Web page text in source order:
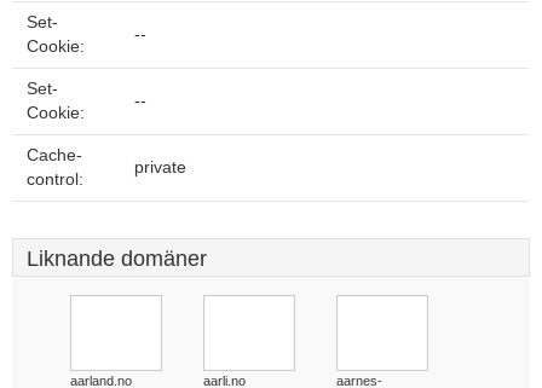
Set-
Cookie:
--
Set-
Cookie:
--
Cache-
control:
private
Liknande domäner
aarland.no aarli.no aarnes-